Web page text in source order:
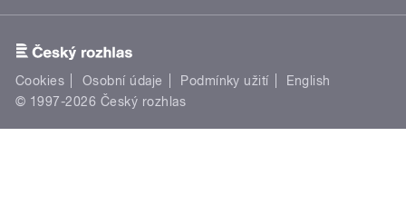
Cookies Osobní údaje Podmínky užití
English
© 1997-2026 Český rozhlas